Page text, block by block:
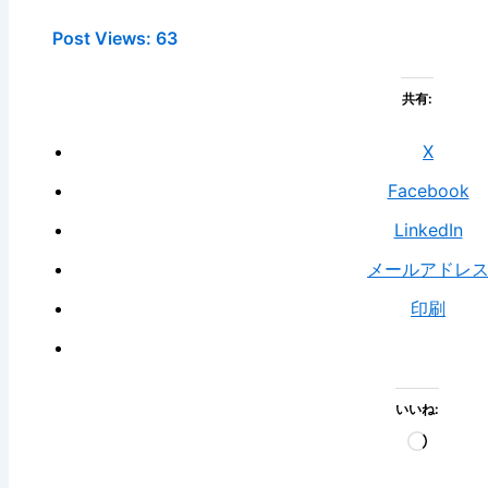
Post Views: 63
共有:
X
Facebook
LinkedIn
メールアドレス
印刷
いいね:
読